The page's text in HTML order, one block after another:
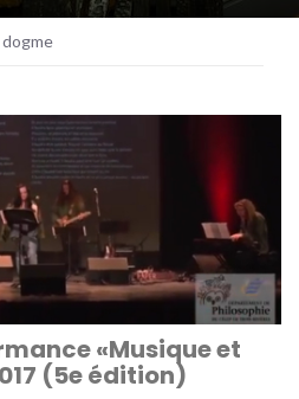
«Musique et
(5e édition)